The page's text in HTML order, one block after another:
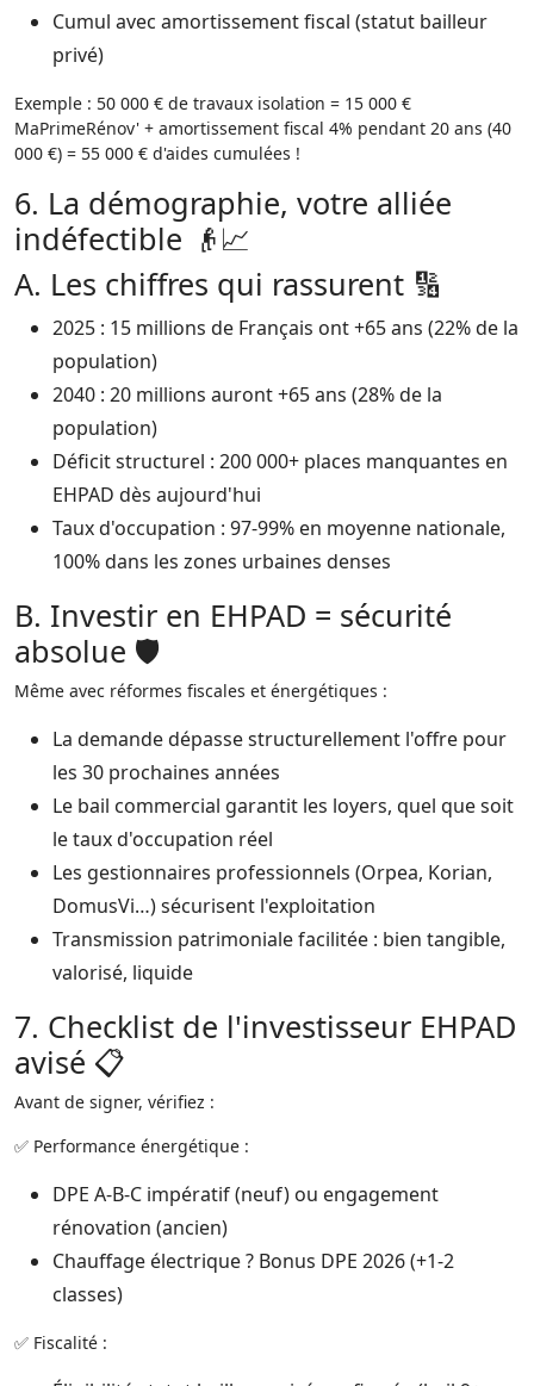
Cumul avec amortissement fiscal (statut bailleur
privé)​
Exemple : 50 000 € de travaux isolation = 15 000 €
MaPrimeRénov' + amortissement fiscal 4% pendant 20 ans (40
000 €) = 55 000 € d'aides cumulées !​
6. La démographie, votre alliée
indéfectible 👴📈
A. Les chiffres qui rassurent 🔢
2025 : 15 millions de Français ont +65 ans (22% de la
population)​
2040 : 20 millions auront +65 ans (28% de la
population)​
Déficit structurel : 200 000+ places manquantes en
EHPAD dès aujourd'hui​
Taux d'occupation : 97-99% en moyenne nationale,
100% dans les zones urbaines denses​
B. Investir en EHPAD = sécurité
absolue 🛡️
Même avec réformes fiscales et énergétiques :
La demande dépasse structurellement l'offre pour
les 30 prochaines années​
Le bail commercial garantit les loyers, quel que soit
le taux d'occupation réel​
Les gestionnaires professionnels (Orpea, Korian,
DomusVi…) sécurisent l'exploitation​
Transmission patrimoniale facilitée : bien tangible,
valorisé, liquide​
7. Checklist de l'investisseur EHPAD
avisé 📋
Avant de signer, vérifiez :
✅ Performance énergétique :
DPE A-B-C impératif (neuf) ou engagement
rénovation (ancien)​
Chauffage électrique ? Bonus DPE 2026 (+1-2
classes)​
✅ Fiscalité :